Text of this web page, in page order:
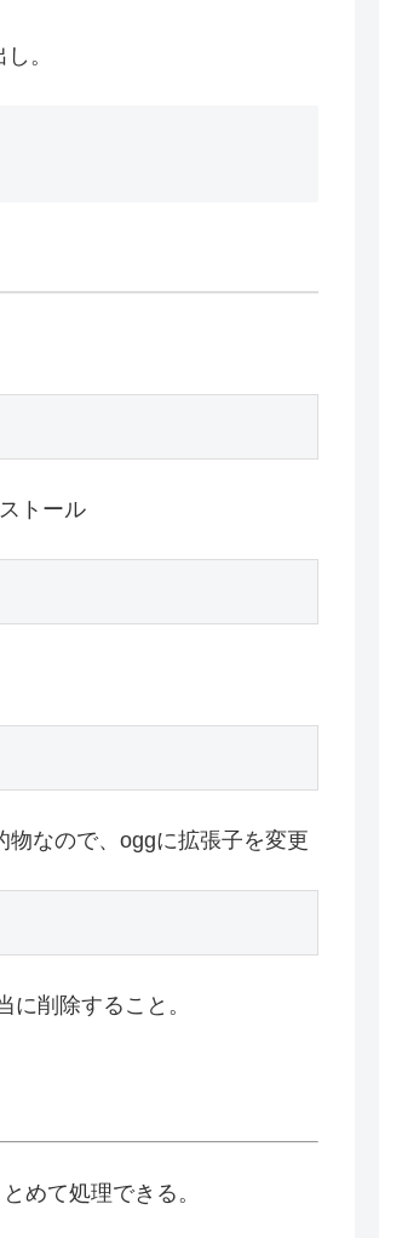
。
トール
なので、oggに拡張子を変更
削除すること。
めて処理できる。